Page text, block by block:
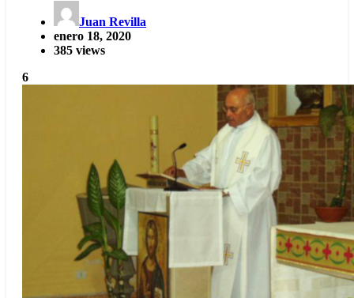
Juan Revilla
enero 18, 2020
385 views
6